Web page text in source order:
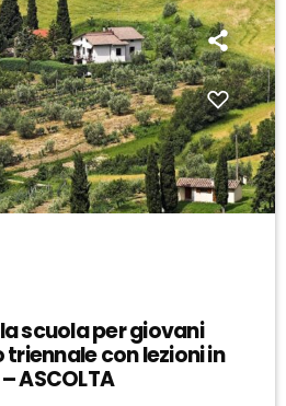
scuola per giovani
con lezioni in
ASCOLTA